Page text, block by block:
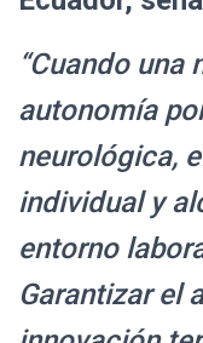
“Cuando una
autonomía
neurológica,
individual y
entorno
Garantizar el